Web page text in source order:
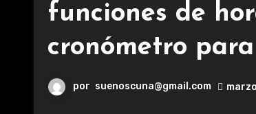
funciones de
cronómetro
por suenoscuna@gmail.com